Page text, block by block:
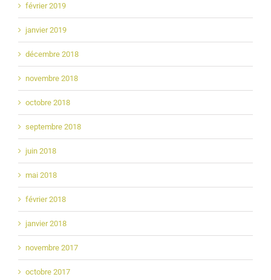
février 2019
janvier 2019
décembre 2018
novembre 2018
octobre 2018
septembre 2018
juin 2018
mai 2018
février 2018
janvier 2018
novembre 2017
octobre 2017